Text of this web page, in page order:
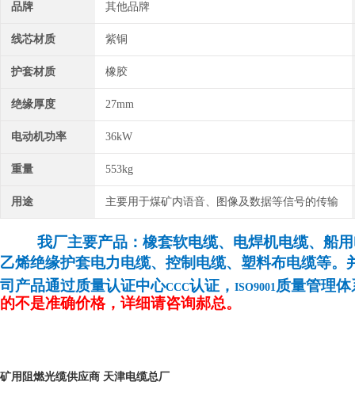
品牌 其他品牌
线芯材质 紫铜
护套材质 橡胶
绝缘厚度 27mm
电动机功率 36kW
重量 553kg
用途 主要用于煤矿内语音、图像及数据等信号的传输
我厂主要产品：橡套软电缆、电焊机电缆、船
乙烯绝缘护套电力电缆、控制电缆、塑料布电缆等
司产品通过质量认证中心CCC认证， ISO9001质量管理
的不是准确价格，详细请咨询郝总。
矿用阻燃光缆供应商 天津电缆总厂